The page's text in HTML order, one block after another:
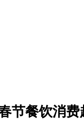
节餐饮消